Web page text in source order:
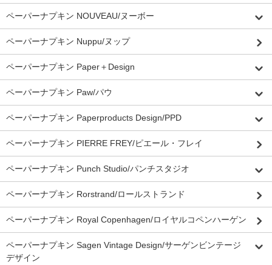
ペーパーナプキン NOUVEAU/ヌーボー
ペーパーナプキン Nuppu/ヌップ
ペーパーナプキン Paper＋Design
ペーパーナプキン Paw/パウ
ペーパーナプキン Paperproducts Design/PPD
ペーパーナプキン PIERRE FREY/ピエール・フレイ
ペーパーナプキン Punch Studio/パンチスタジオ
ペーパーナプキン Rorstrand/ロールストランド
ペーパーナプキン Royal Copenhagen/ロイヤルコペンハーゲン
ペーパーナプキン Sagen Vintage Design/サーゲンビンテージ
デザイン